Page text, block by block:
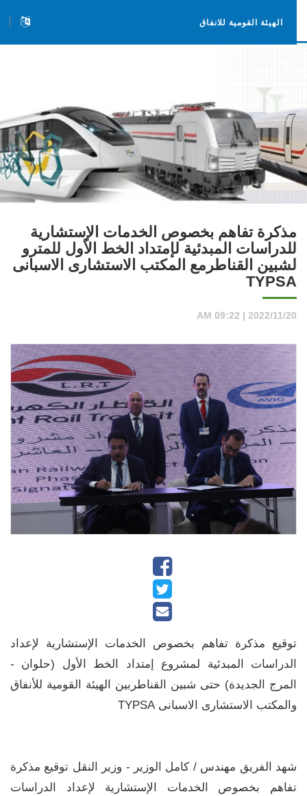
الهيئة القومية للانفاق
مذكرة تفاهم بخصوص الخدمات الإستشارية
للدراسات المبدئية ل‏إمتداد الخط الأول للمترو
لشبين القناطرمع ‏المكتب الاستشارى الاسبانى
2022/11/20 | 09:22 AM
توقيع مذكرة تفاهم بخصوص الخدمات الإستشارية لإعداد
الدراسات المبدئية لمشروع ‏إمتداد الخط الأول (حلوان -
المرج الجديدة) حتى شبين القناطربين الهيئة القومية للأنفاق
‏والمكتب الاستشارى الاسبانى ‏TYPSA
شهد الفريق مهندس / كامل الوزير - وزير النقل توقيع مذكرة
تفاهم بخصوص الخدمات الإستشارية لإعداد الدراسات